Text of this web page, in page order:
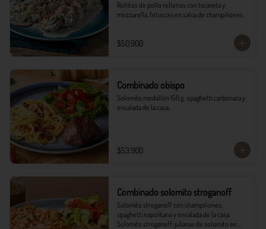
Rollitos de pollo rellenos con tocineta y
mozzarella, fetuccini en salsa de champiñones.
$50.900
Combinado obispo
Solomito medallón 150 g,  spaghetti carbonara y
ensalada de la casa.
$53.900
Combinado solomito stroganoff
Solomito stroganoff con champiñones,
spaghetti napolitana y ensalada de la casa.
Solomito stroganoff: julianas de solomito en